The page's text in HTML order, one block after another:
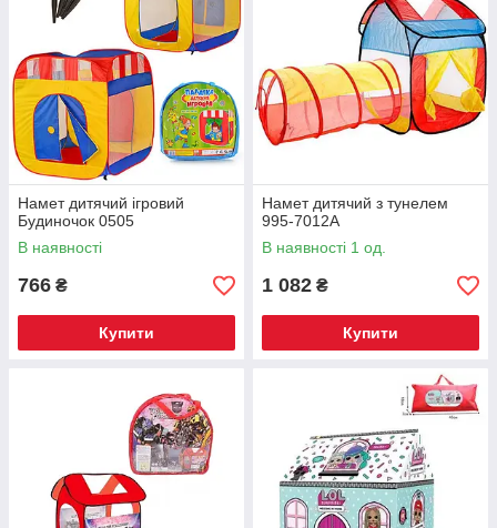
Намет дитячий ігровий
Будиночок 0505
В наявності
766 ₴
Купити
Намет дитячий з тунелем
995-7012A
В наявності 1 од.
1 082 ₴
Купити